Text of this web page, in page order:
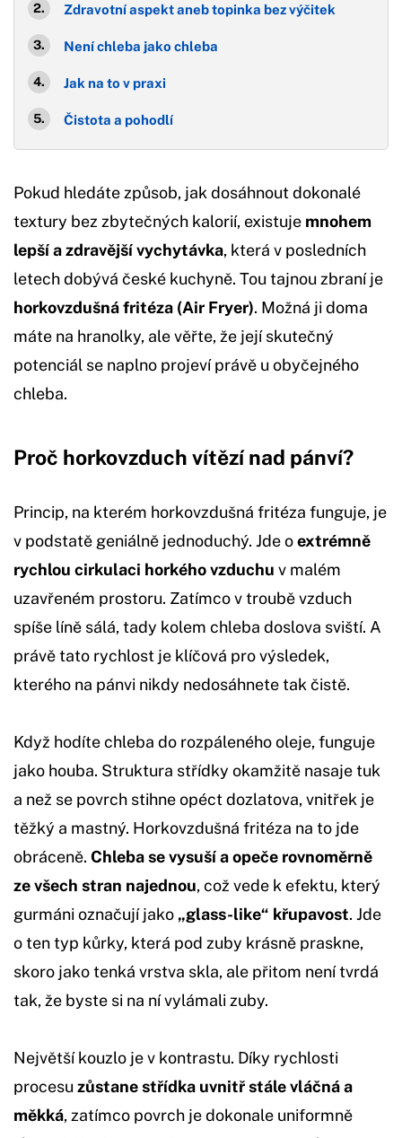
Zdravotní aspekt aneb topinka bez výčitek
Není chleba jako chleba
Jak na to v praxi
Čistota a pohodlí
Pokud hledáte způsob, jak dosáhnout dokonalé
textury bez zbytečných kalorií, existuje mnohem
lepší a zdravější vychytávka, která v posledních
letech dobývá české kuchyně. Tou tajnou zbraní je
horkovzdušná fritéza (Air Fryer). Možná ji doma
máte na hranolky, ale věřte, že její skutečný
potenciál se naplno projeví právě u obyčejného
chleba.
Proč horkovzduch vítězí nad pánví?
Princip, na kterém horkovzdušná fritéza funguje, je
v podstatě geniálně jednoduchý. Jde oextrémně
rychlou cirkulaci horkého vzduchu v malém
uzavřeném prostoru. Zatímco v troubě vzduch
spíše líně sálá, tady kolem chleba doslova sviští. A
právě tato rychlost je klíčová pro výsledek,
kterého na pánvi nikdy nedosáhnete tak čistě.
Když hodíte chleba do rozpáleného oleje, funguje
jako houba. Struktura střídky okamžitě nasaje tuk
a než se povrch stihne opéct dozlatova, vnitřek je
těžký a mastný. Horkovzdušná fritéza na to jde
obráceně. Chleba se vysuší a opeče rovnoměrně
ze všech stran najednou, což vede k efektu, který
gurmáni označují jako „glass-like“ křupavost. Jde
o ten typ kůrky, která pod zuby krásně praskne,
skoro jako tenká vrstva skla, ale přitom není tvrdá
tak, že byste si na ní vylámali zuby.
Největší kouzlo je v kontrastu. Díky rychlosti
procesu zůstane střídka uvnitř stále vláčná a
měkká, zatímco povrch je dokonale uniformně